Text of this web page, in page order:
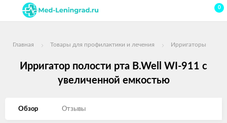
0
Главная Товары для профилактики и лечения Ирригаторы
Ирригатор полости рта B.Well WI-911 c
увеличенной емкостью
Обзор Отзывы